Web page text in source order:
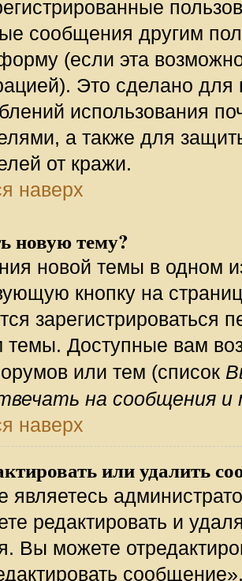
сообщения другим
(если эта
Это сделано для
использования
а также для
от кражи.
наверх
новую тему?
новой темы в одном
кнопку на
зарегистрироваться
темы. Доступные вам
или тем (список
на сообщения и
наверх
или удалить
являетесь
редактировать и
Вы можете